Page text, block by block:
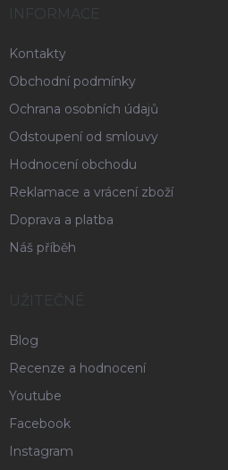
INFORMACE
Kontakty
Obchodní podmínky
Ochrana osobních údajů
Odstoupení od smlouvy
Hodnocení obchodu
Reklamace a vrácení zboží
Doprava a platba
Náš příběh
UŽITEČNÉ
Blog
Recenze a hodnocení
Youtube
Facebook
Instagram